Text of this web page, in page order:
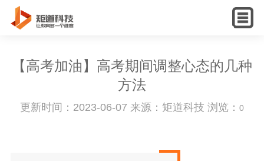
English
【高考加油】高考期间调整心态的几种
方法
更新时间：2023-06-07 来源：矩道科技 浏览： 0